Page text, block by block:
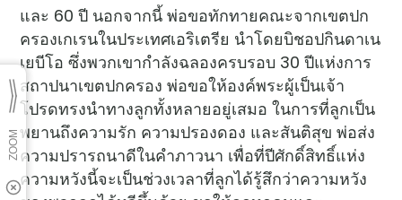
และ 60 ปี นอกจากนี้ พ่อขอทักทายคณะจากเขตปก
ครองเกเรนในประเทศเอริเตรีย นำโดยบิชอปกินดาเน
เยบีโอ ซึ่งพวกเขากำลังฉลองครบรอบ 30 ปีแห่งการ
สถาปนาเขตปกครอง พ่อขอให้องค์พระผู้เป็นเจ้า
โปรดทรงนำทางลูกทั้งหลายอยู่เสมอ ในการที่ลูกเป็น
พยานถึงความรัก ความปรองดอง และสันติสุข พ่อส่ง
ความปรารถนาดีในคำภาวนา เพื่อที่ปีศักดิ์สิทธิ์แห่ง
ความหวังนี้จะเป็นช่วงเวลาที่ลูกได้รู้สึกว่าความหวัง